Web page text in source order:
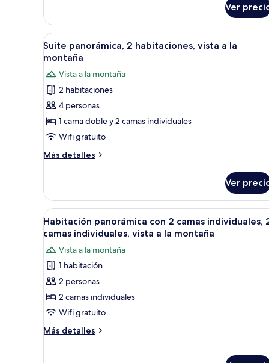
vista
la
montaña
individual
panorámica,
1
cama
vista
a
la
montaña
Ver
Abrir
todas
fotos
de
Suite
panorámica,
2
habitaciones,
vista
la
montaña
Habitación de hotel con dos
17
Suite panorámica, 2 habitaciones, vista a la
montaña
Vista a la montaña
2 habitaciones
4 personas
1 cama doble y 2 camas individuales
Wifi gratuito
Más detalles
Más
panorámica,
habitaciones,
vista
la
montaña
Ver
Abrir
todas
fotos
de
Habitación
panorámica
con
2
camas
Una cama impecablemente
9
Habitación panorámica con 2 camas individuales,
camas individuales, vista a la montaña
Vista a la montaña
1 habitación
2 personas
2 camas individuales
Wifi gratuito
Más detalles
Más